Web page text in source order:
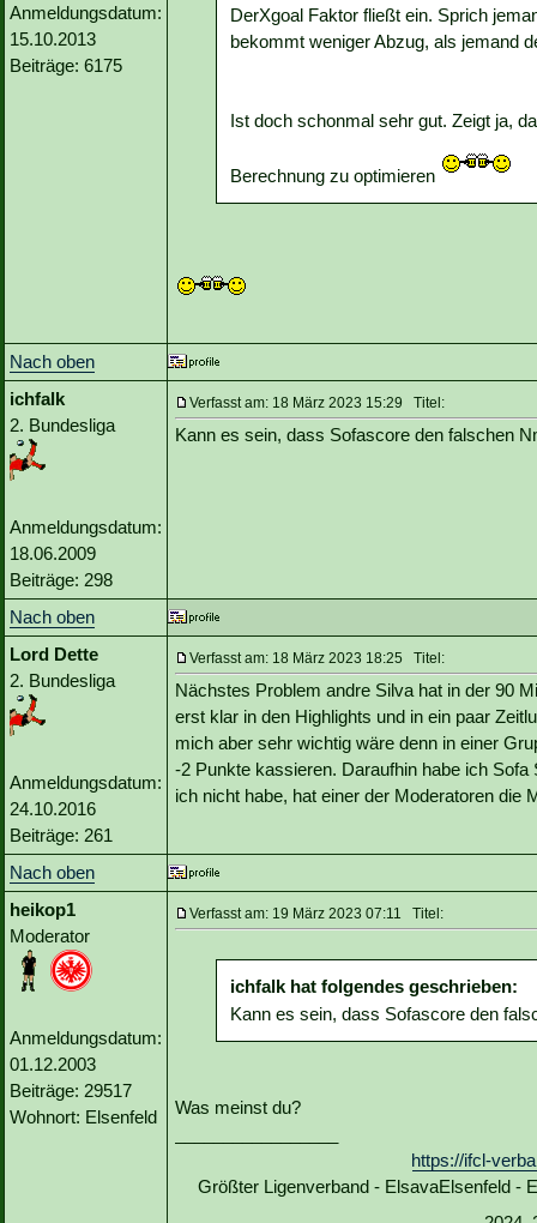
Anmeldungsdatum:
15.10.2013
Beiträge: 6175
DerXgoal Faktor fließt ein. Sprich
bekommt weniger Abzug, als jemand
Ist doch schonmal sehr gut. Zeigt ja,
Berechnung zu optimieren
Nach oben
ichfalk
2. Bundesliga
Anmeldungsdatum:
18.06.2009
Beiträge: 298
Verfasst am: 18 März 2023 15:29 Titel:
Kann es sein, dass Sofascore den falschen
Nach oben
Lord Dette
2. Bundesliga
Anmeldungsdatum:
24.10.2016
Beiträge: 261
Verfasst am: 18 März 2023 18:25 Titel:
Nächstes Problem andre Silva hat in der 90
erst klar in den Highlights und in ein paar
mich aber sehr wichtig wäre denn in einer
-2 Punkte kassieren. Daraufhin habe ich
ich nicht habe, hat einer der Moderatoren die
Nach oben
heikop1
Moderator
Anmeldungsdatum:
01.12.2003
Beiträge: 29517
Wohnort: Elsenfeld
Verfasst am: 19 März 2023 07:11 Titel:
ichfalk hat folgendes geschrieben:
Kann es sein, dass Sofascore den
Was meinst du?
https://ifcl-
Größter Ligenverband - ElsavaElsenfeld -